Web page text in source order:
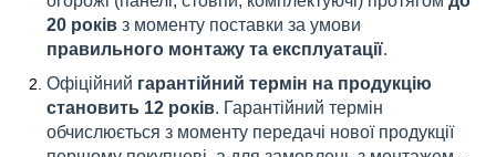
20 років з моменту поставки за умови
правильного монтажу та експлуатації.
Офіційний гарантійний термін на продукцію
становить 12 років. Гарантійний термін
обчислюється з моменту передачі нової продукції